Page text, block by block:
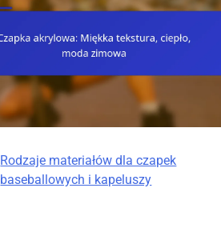
Rodzaje materiałów dla czapek
baseballowych i kapeluszy